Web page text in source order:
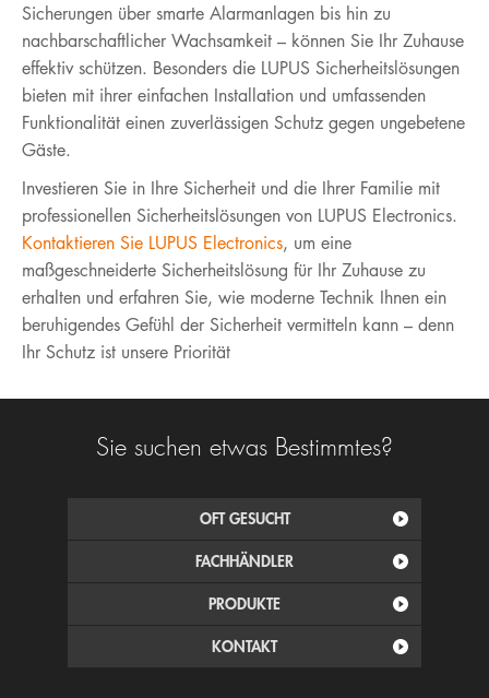
Sicherungen über smarte Alarmanlagen bis hin zu
nachbarschaftlicher Wachsamkeit – können Sie Ihr Zuhause
effektiv schützen. Besonders die LUPUS Sicherheitslösungen
bieten mit ihrer einfachen Installation und umfassenden
Funktionalität einen zuverlässigen Schutz gegen ungebetene
Gäste.
Investieren Sie in Ihre Sicherheit und die Ihrer Familie mit
professionellen Sicherheitslösungen von LUPUS Electronics.
Kontaktieren Sie LUPUS Electronics, um eine
maßgeschneiderte Sicherheitslösung für Ihr Zuhause zu
erhalten und erfahren Sie, wie moderne Technik Ihnen ein
beruhigendes Gefühl der Sicherheit vermitteln kann – denn
Ihr Schutz ist unsere Priorität
Sie suchen etwas Bestimmtes?
OFT GESUCHT
FACHHÄNDLER
PRODUKTE
KONTAKT